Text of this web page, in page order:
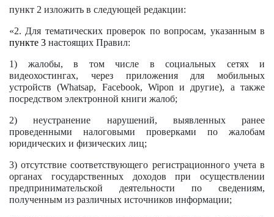
пункт 2 изложить в следующей редакции:
«2. Для тематических проверок по вопросам, указанным в
пункте 3 настоящих Правил:
1) жалобы, в том числе в социальных сетях и
видеохостингах, через приложения для мобильных
устройств (Whatsap, Facebook, Wipon и другие), а также
посредством электронной книги жалоб;
2) неустранение нарушений, выявленных ранее
проведенными налоговыми проверками по жалобам
юридических и физических лиц;
3) отсутствие соответствующего регистрационного учета в
органах государственных доходов при осуществлении
предпринимательской деятельности по сведениям,
полученным из различных источников информации;